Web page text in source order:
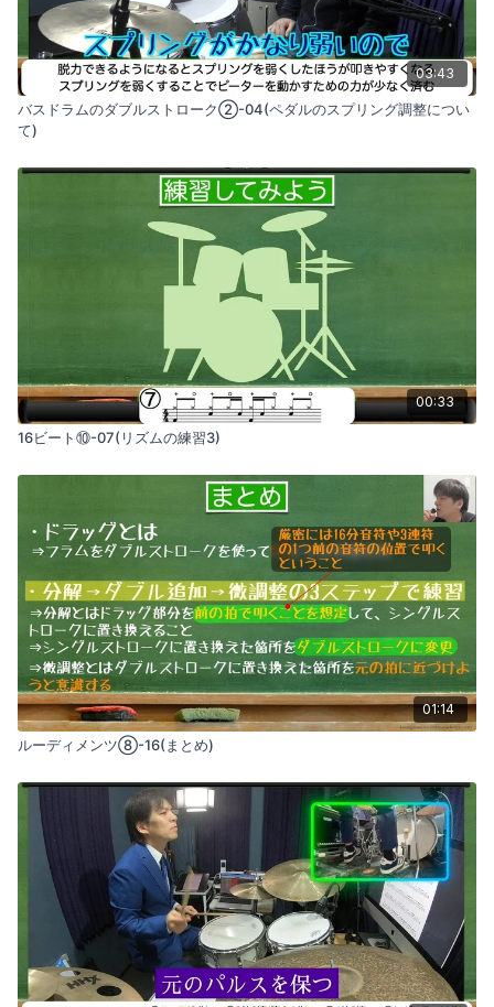
03:43
バスドラムのダブルストローク②-04(ペダルのスプリング調整につい
て)
00:33
16ビート⑩-07(リズムの練習3)
01:14
ルーディメンツ⑧-16(まとめ)